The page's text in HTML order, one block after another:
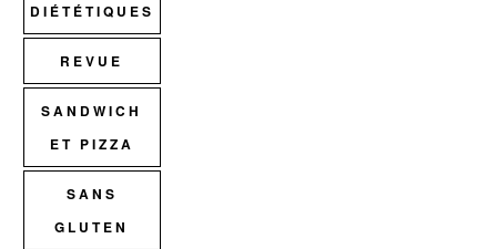
DIÉTÉTIQUES
REVUE
SANDWICH
ET PIZZA
SANS
GLUTEN